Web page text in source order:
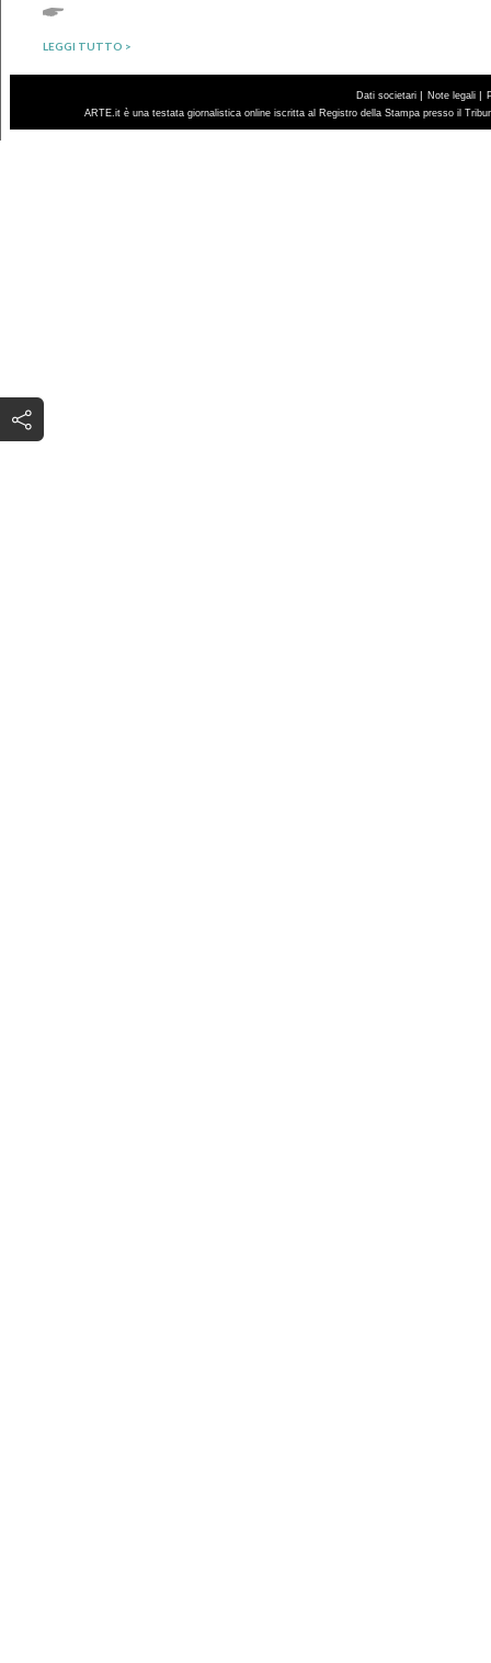
LEGGI TUTTO >
Dati societari | Note legali |
ARTE.it è una testata giornalistica online iscritta al Registro della Stampa presso il